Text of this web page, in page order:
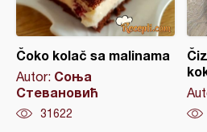
Čoko kolač sa malinama
Autor: Соња
Стевановић
31622